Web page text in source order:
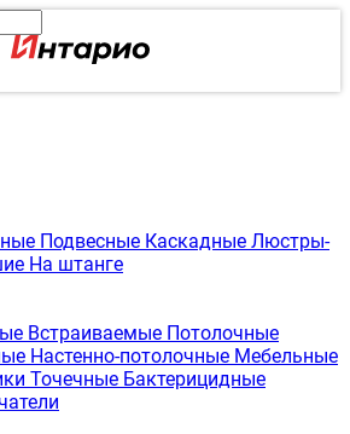
Подвесные Каскадные Люстры-
На штанге
Встраиваемые Потолочные
Настенно-потолочные Мебельные
Точечные Бактерицидные